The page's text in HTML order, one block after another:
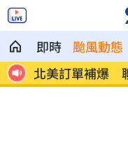
即時 颱風動態
AI和你讀的不同